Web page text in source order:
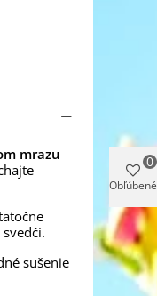
mrazu
sušenie
Obľúbené
0